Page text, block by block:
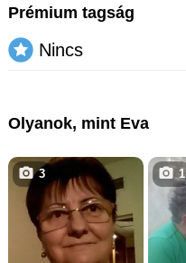
Prémium tagság
Nincs
Olyanok, mint Eva
3 1